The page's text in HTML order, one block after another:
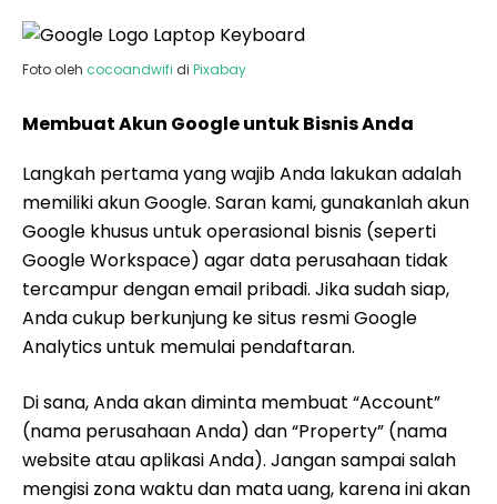
Foto oleh cocoandwifi di Pixabay
Membuat Akun Google untuk Bisnis Anda
Langkah pertama yang wajib Anda lakukan adalah
memiliki akun Google. Saran kami, gunakanlah akun
Google khusus untuk operasional bisnis (seperti
Google Workspace) agar data perusahaan tidak
tercampur dengan email pribadi. Jika sudah siap,
Anda cukup berkunjung ke situs resmi Google
Analytics untuk memulai pendaftaran.
Di sana, Anda akan diminta membuat “Account”
(nama perusahaan Anda) dan “Property” (nama
website atau aplikasi Anda). Jangan sampai salah
mengisi zona waktu dan mata uang, karena ini akan